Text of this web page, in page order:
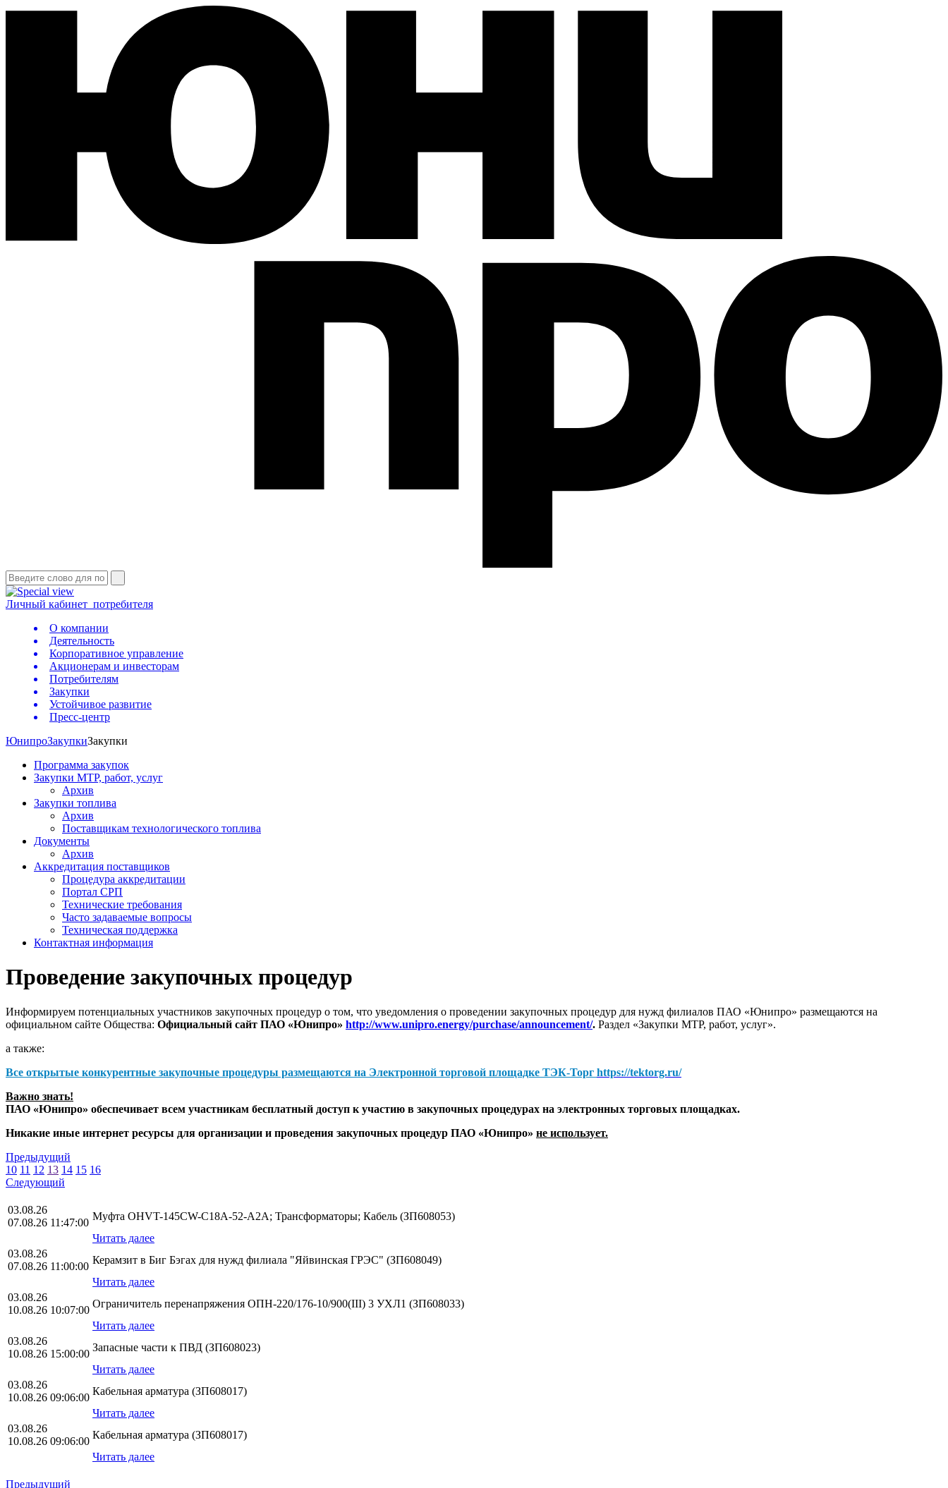
Личный кабинет потребителя
О компании
Деятельность
Корпоративное управление
Акционерам и инвесторам
Потребителям
Закупки
Устойчивое развитие
Пресс-центр
ЮнипроЗакупкиЗакупки
Программа закупок
Закупки МТР, работ, услуг
Архив
Закупки топлива
Архив
Поставщикам технологического топлива
Документы
Архив
Аккредитация поставщиков
Процедура аккредитации
Портал СРП
Технические требования
Часто задаваемые вопросы
Техническая поддержка
Контактная информация
Проведение закупочных процедур
Информируем потенциальных участников закупочных процедур о том, что уведомления о проведении закупочных процедур для нужд филиалов ПАО «Юнипро» размещаются на
официальном сайте Общества: Официальный сайт ПАО «Юнипро» http://www.unipro.energy/purchase/announcement/. Раздел «Закупки МТР, работ, услуг».
а также:
Все открытые конкурентные закупочные процедуры размещаются на Электронной торговой площадке ТЭК-Торг https://tektorg.ru/
Важно знать!
ПАО «Юнипро» обеспечивает всем участникам бесплатный доступ к участию в закупочных процедурах на электронных торговых площадках.
Никакие иные интернет ресурсы для организации и проведения закупочных процедур ПАО «Юнипро» не использует.
Предыдущий
10 11 12 13 14 15 16
Следующий
03.08.26
07.08.26 11:47:00
Муфта OHVT-145CW-C18A-52-A2A; Трансформаторы; Кабель (ЗП608053)
Читать далее
03.08.26
07.08.26 11:00:00
Керамзит в Биг Бэгах для нужд филиала "Яйвинская ГРЭС" (ЗП608049)
Читать далее
03.08.26
10.08.26 10:07:00
Ограничитель перенапряжения ОПН-220/176-10/900(III) 3 УХЛ1 (ЗП608033)
Читать далее
03.08.26
10.08.26 15:00:00
Запасные части к ПВД (ЗП608023)
Читать далее
03.08.26
10.08.26 09:06:00
Кабельная арматура (ЗП608017)
Читать далее
03.08.26
10.08.26 09:06:00
Кабельная арматура (ЗП608017)
Читать далее
Предыдущий